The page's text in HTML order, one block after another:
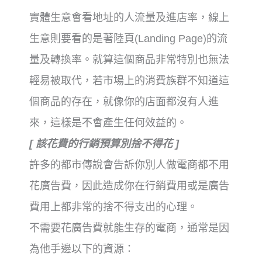
實體生意會看地址的人流量及進店率， 線上
生意則要看的是著陸頁(Landing Page)的流
量及轉換率。 就算這個商品非常特別也無法
輕易被取代， 若市場上的消費族群不知道這
個商品的存在， 就像你的店面都沒有人進
來， 這樣是不會產生任何效益的。
[ 該花費的行銷預算別捨不得花 ]
許多的都市傳說會告訴你別人做電商都不用
花廣告費， 因此造成你在行銷費用或是廣告
費用上都非常的捨不得支出的心理。
不需要花廣告費就能生存的電商，通常是因
為他手邊以下的資源：